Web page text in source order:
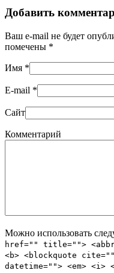
Добавить
Ваш e-mail не будет
помечены *
Имя *
E-mail *
Сайт
Комментарий
Можно использовать
href="" title="">
<b> <blockquote
datetime=""> <em>